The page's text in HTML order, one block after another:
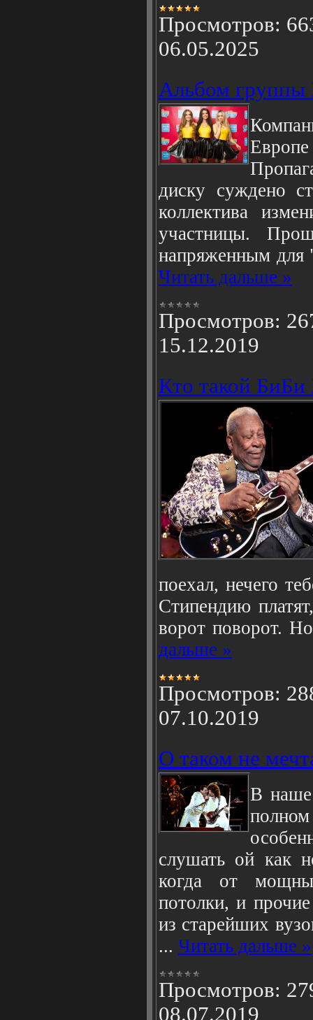
Просмотров:
06.05.2025
Альбом группы
диску суждено
коллектива
участницы.
напряженным
Читать дальше »
Просмотров:
15.12.2019
Кто такой БиБи
поехал, нечего
Стипендию
ворот поворот.
дальше »
Просмотров:
07.10.2019
О таком не
В наше
слушать ой как
когда от
потолки, и
из старейших
... Читать дальше »
Просмотров:
08.07.2019